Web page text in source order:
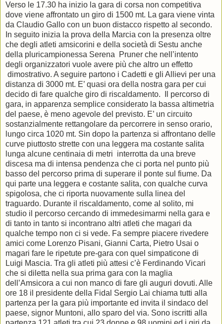
Verso le 17.30 ha inizio la gara di corsa non competitiva
dove viene affrontato un giro di 1500 mt. La gara viene vinta
da Claudio Gallo con un buon distacco rispetto al secondo.
In seguito inizia la prova della Marcia con la presenza oltre
che degli atleti amsicorini e della società di Sestu anche
della pluricampionessa Serena Pruner che nell’intento
degli organizzatori vuole avere più che altro un effetto
dimostrativo. A seguire partono i Cadetti e gli Allievi per una
distanza di 3000 mt. E’ quasi ora della nostra gara per cui
decido di fare qualche giro di riscaldamento. Il percorso di
gara, in apparenza semplice considerato la bassa altimetria
del paese, è meno agevole del previsto. E’ un circuito
sostanzialmente rettangolare da percorrere in senso orario,
lungo circa 1020 mt. Sin dopo la partenza si affrontano delle
curve piuttosto strette con una leggera ma costante salita
lunga alcune centinaia di metri interrotta da una breve
discesa ma di intensa pendenza che ci porta nel punto più
basso del percorso prima di superare il ponte sul fiume. Da
qui parte una leggera e costante salita, con qualche curva
spigolosa, che ci riporta nuovamente sulla linea del
traguardo. Durante il riscaldamento, come al solito, mi
studio il percorso cercando di immedesimarmi nella gara e
di tanto in tanto si incontrano altri atleti che magari da
qualche tempo non ci si vede. Fa sempre piacere rivedere
amici come Lorenzo Pisani, Gianni Carta, Pietro Usai o
magari fare le ripetute pre-gara con quel simpaticone di
Luigi Mascia. Tra gli atleti più attesi c’è Ferdinando Vicari
che si diletta nella sua prima gara con la maglia
dell’Amsicora a cui non manco di fare gli auguri dovuti. Alle
ore 18 il presidente della Fidal Sergio Lai chiama tutti alla
partenza per la gara più importante ed invita il sindaco del
paese, signor Muntoni, allo sparo del via. Sono iscritti alla